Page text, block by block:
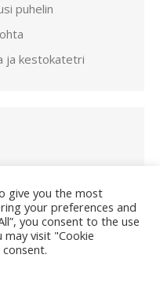
puhelin
ja kestokatetri
give you the most
your preferences and
you consent to the use
may visit "Cookie